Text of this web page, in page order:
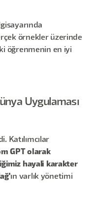
örnekler üzerinde
öğrenmenin en iyi
Uygulaması
Katılımcılar
GPT olarak
hayali karakter
ın varlık yönetimi